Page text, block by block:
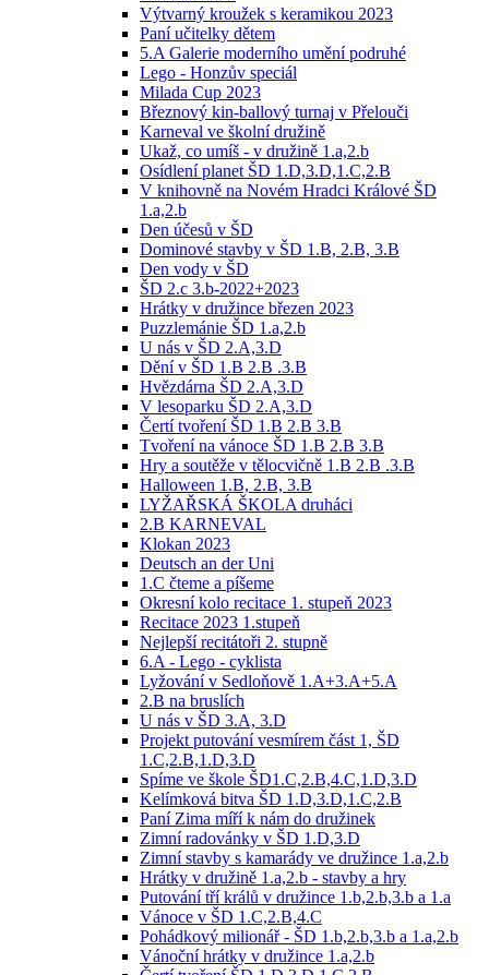
Výtvarný kroužek s keramikou 2023
Paní učitelky dětem
5.A Galerie moderního umění podruhé
Lego - Honzův speciál
Milada Cup 2023
Březnový kin-ballový turnaj v Přelouči
Karneval ve školní družině
Ukaž, co umíš - v družině 1.a,2.b
Osídlení planet ŠD 1.D,3.D,1.C,2.B
V knihovně na Novém Hradci Králové ŠD
1.a,2.b
Den účesů v ŠD
Dominové stavby v ŠD 1.B, 2.B, 3.B
Den vody v ŠD
ŠD 2.c 3.b-2022+2023
Hrátky v družince březen 2023
Puzzlemánie ŠD 1.a,2.b
U nás v ŠD 2.A,3.D
Dění v ŠD 1.B 2.B .3.B
Hvězdárna ŠD 2.A,3.D
V lesoparku ŠD 2.A,3.D
Čertí tvoření ŠD 1.B 2.B 3.B
Tvoření na vánoce ŠD 1.B 2.B 3.B
Hry a soutěže v tělocvičně 1.B 2.B .3.B
Halloween 1.B, 2.B, 3.B
LYŽAŘSKÁ ŠKOLA druháci
2.B KARNEVAL
Klokan 2023
Deutsch an der Uni
1.C čteme a píšeme
Okresní kolo recitace 1. stupeň 2023
Recitace 2023 1.stupeň
Nejlepší recitátoři 2. stupně
6.A - Lego - cyklista
Lyžování v Sedloňově 1.A+3.A+5.A
2.B na bruslích
U nás v ŠD 3.A, 3.D
Projekt putování vesmírem část 1, ŠD
1.C,2.B,1.D,3.D
Spíme ve škole ŠD1.C,2.B,4.C,1.D,3.D
Kelímková bitva ŠD 1.D,3.D,1.C,2.B
Paní Zima míří k nám do družinek
Zimní radovánky v ŠD 1.D,3.D
Zimní stavby s kamarády ve družince 1.a,2.b
Hrátky v družině 1.a,2.b - stavby a hry
Putování tří králů v družince 1.b,2.b,3.b a 1.a
Vánoce v ŠD 1.C,2.B,4.C
Pohádkový milionář - ŠD 1.b,2.b,3.b a 1.a,2.b
Vánoční hrátky v družince 1.a,2.b